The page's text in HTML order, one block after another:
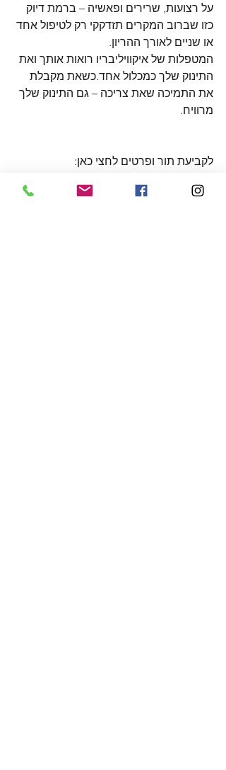
על רצועות, שרירים ופאשיה – ברמת דיוק
כזו שברוב המקרים תזדקקי רק לטיפול אחד
או שניים לאורך ההריון.
המטפלות של איקוויליבריו רואות אותך ואת
התינוק שלך כמכלול אחד.כשאת מקבלת
את התמיכה שאת צריכה – גם התינוק שלך
מרוויח.
לקביעת תור ופרטים לחצי כאן: